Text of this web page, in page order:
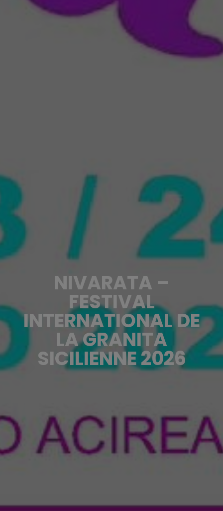
NIVARATA –
FESTIVAL
INTERNATIONAL DE
LA GRANITA
SICILIENNE 2026